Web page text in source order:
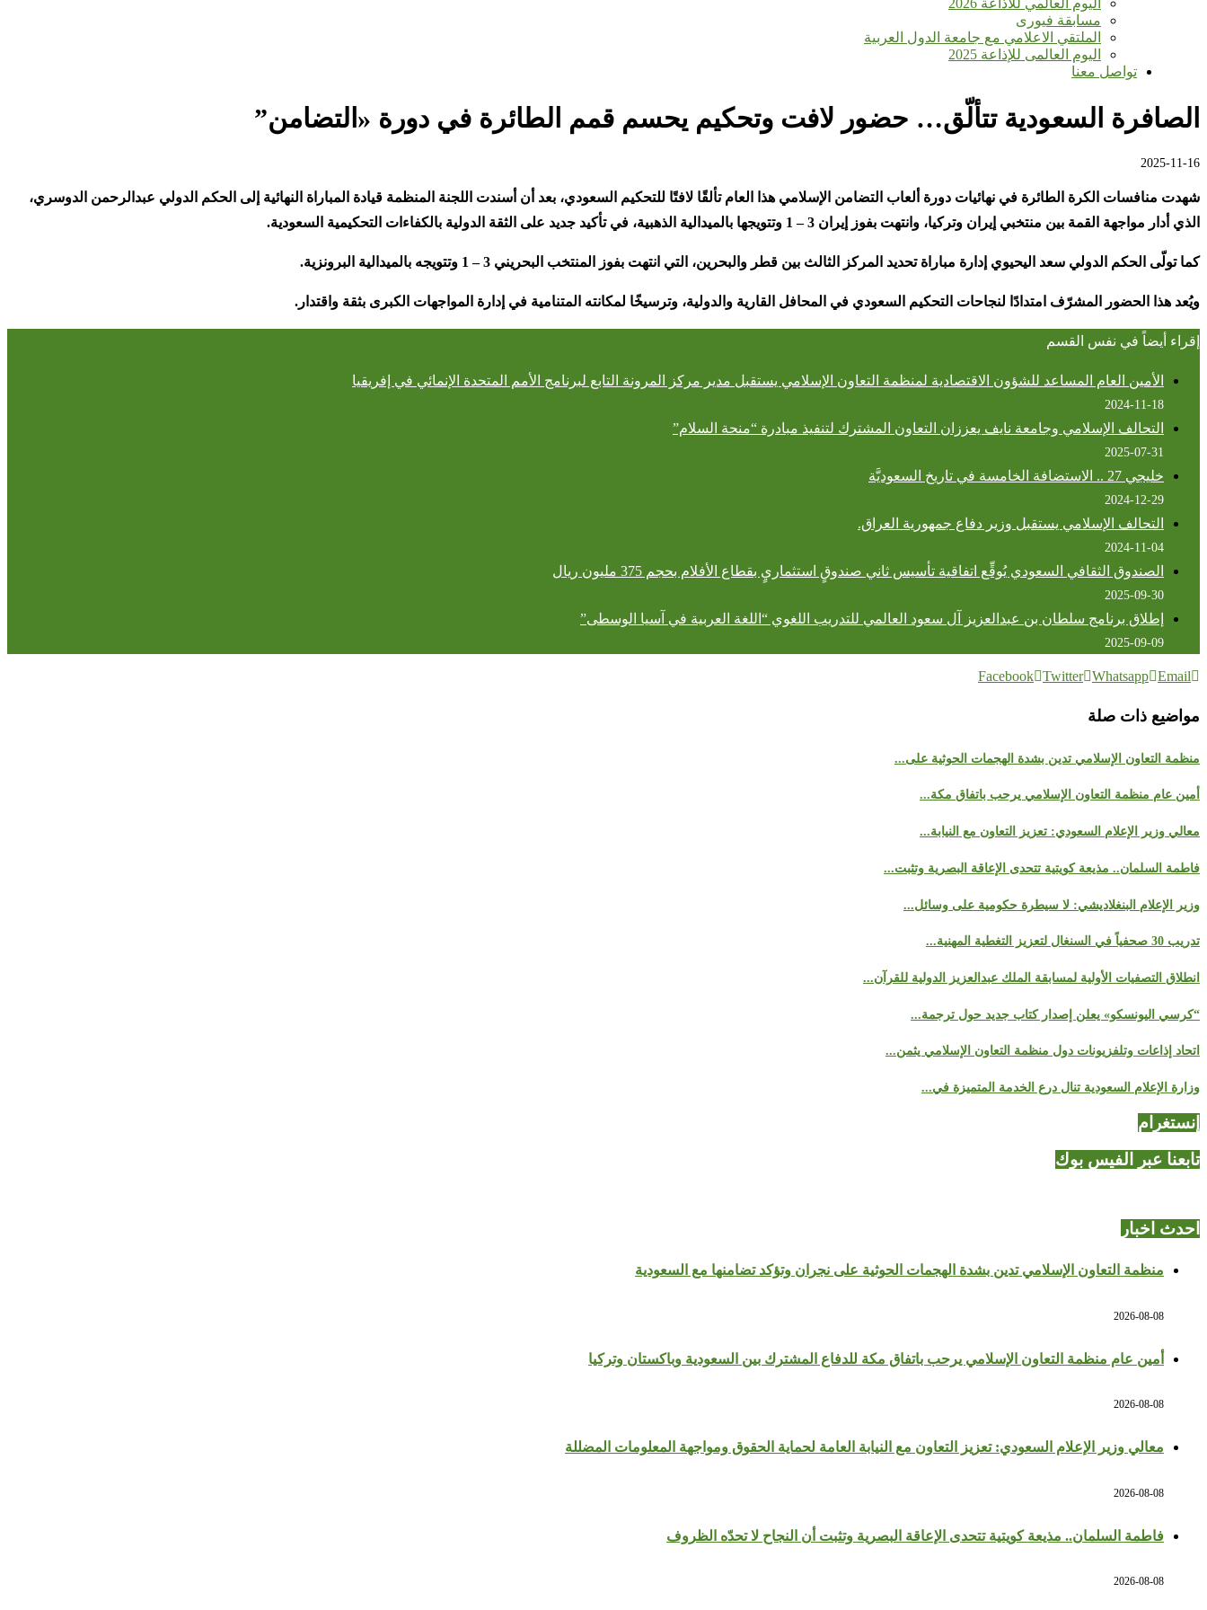
اليوم العالمي للأذاعة 2026
مسابقة فيورى
الملتقي الاعلامي مع جامعة الدول العربية
اليوم العالمى للإذاعة 2025
تواصل معنا
الصافرة السعودية تتألّق… حضور لافت وتحكيم يحسم قمم الطائرة في دورة «التضامن”
2025-11-16
شهدت منافسات الكرة الطائرة في نهائيات دورة ألعاب التضامن الإسلامي هذا العام تألقًا لافتًا للتحكيم السعودي، بعد أن أسندت اللجنة المنظمة قيادة المباراة النهائية إلى الحكم الدولي عبدالرحمن الدوسري،
الذي أدار مواجهة القمة بين منتخبي إيران وتركيا، وانتهت بفوز إيران 3 – 1 وتتويجها بالميدالية الذهبية، في تأكيد جديد على الثقة الدولية بالكفاءات التحكيمية السعودية
.
كما تولّى الحكم الدولي سعد اليحيوي إدارة مباراة تحديد المركز الثالث بين قطر والبحرين، التي انتهت بفوز المنتخب البحريني 3 – 1 وتتويجه بالميدالية البرونزية .
ويُعد هذا الحضور المشرّف امتدادًا لنجاحات التحكيم السعودي في المحافل القارية والدولية، وترسيخًا لمكانته المتنامية في إدارة المواجهات الكبرى بثقة واقتدار .
إقراء أيضاً في نفس القسم
الأمين العام المساعد للشؤون الاقتصادية لمنظمة التعاون الإسلامي يستقبل مدير مركز المرونة التابع لبرنامج الأمم المتحدة الإنمائي في إفريقيا
2024-11-18
التحالف الإسلامي وجامعة نايف يعززان التعاون المشترك لتنفيذ مبادرة “منحة السلام”
2025-07-31
خليجي 27 .. الاستضافة الخامسة في تاريخ السعوديَّة
2024-12-29
التحالف الإسلامي يستقبل وزير دفاع جمهورية العراق.
2024-11-04
الصندوق الثقافي السعودي يُوقِّع اتفاقية تأسيس ثاني صندوقٍ استثماريٍ بقطاع الأفلام بحجم 375 مليون ريال
2025-09-30
إطلاق برنامج سلطان بن عبدالعزيز آل سعود العالمي للتدريب اللغوي “اللغة العربية في آسيا الوسطى”
2025-09-09
Facebook Twitter Whatsapp Email
مواضيع ذات صلة
منظمة التعاون الإسلامي تدين بشدة الهجمات الحوثية على...
أمين عام منظمة التعاون الإسلامي يرحب باتفاق مكة...
معالي وزير الإعلام السعودي: تعزيز التعاون مع النيابة...
فاطمة السلمان.. مذيعة كويتية تتحدى الإعاقة البصرية وتثبت...
وزير الإعلام البنغلاديشي: لا سيطرة حكومية على وسائل...
تدريب 30 صحفياً في السنغال لتعزيز التغطية المهنية...
انطلاق التصفيات الأولية لمسابقة الملك عبدالعزيز الدولية للقرآن...
“كرسي اليونسكو» يعلن إصدار كتاب جديد حول ترجمة...
اتحاد إذاعات وتلفزيونات دول منظمة التعاون الإسلامي يثمن...
وزارة الإعلام السعودية تنال درع الخدمة المتميزة في...
إنستغرام
تابعنا عبر الفيس بوك
احدث اخبار
منظمة التعاون الإسلامي تدين بشدة الهجمات الحوثية على نجران وتؤكد تضامنها مع السعودية
2026-08-08
أمين عام منظمة التعاون الإسلامي يرحب باتفاق مكة للدفاع المشترك بين السعودية وباكستان وتركيا
2026-08-08
معالي وزير الإعلام السعودي: تعزيز التعاون مع النيابة العامة لحماية الحقوق ومواجهة المعلومات المضللة
2026-08-08
فاطمة السلمان.. مذيعة كويتية تتحدى الإعاقة البصرية وتثبت أن النجاح لا تحدّه الظروف
2026-08-08